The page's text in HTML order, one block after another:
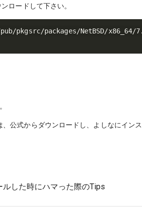
ロードして下さい。
公式からダウンロードし、よしなにインス
ルした時にハマった際のTips